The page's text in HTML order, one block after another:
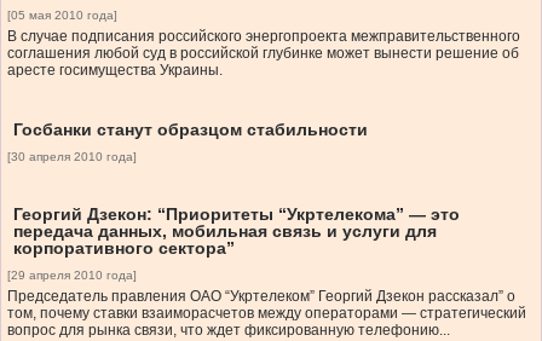
[05 мая 2010 года]
В случае подписания российского энергопроекта межправительственного
соглашения любой суд в российской глубинке может вынести решение об
аресте госимущества Украины.
Госбанки станут образцом стабильности
[30 апреля 2010 года]
Георгий Дзекон: “Приоритеты “Укртелекома” — это
передача данных, мобильная связь и услуги для
корпоративного сектора”
[29 апреля 2010 года]
Председатель правления ОАО “Укртелеком” Георгий Дзекон рассказал” о
том, почему ставки взаиморасчетов между операторами — стратегический
вопрос для рынка связи, что ждет фиксированную телефонию...